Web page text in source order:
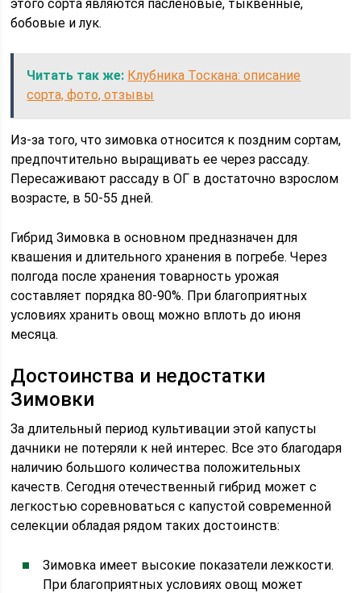
этого сорта являются пасленовые, тыквенные,
бобовые и лук.
Читать так же: Клубника Тоскана: описание
сорта, фото, отзывы
Из-за того, что зимовка относится к поздним сортам,
предпочтительно выращивать ее через рассаду.
Пересаживают рассаду в ОГ в достаточно взрослом
возрасте, в 50-55 дней.
Гибрид Зимовка в основном предназначен для
квашения и длительного хранения в погребе. Через
полгода после хранения товарность урожая
составляет порядка 80-90%. При благоприятных
условиях хранить овощ можно вплоть до июня
месяца.
Достоинства и недостатки
Зимовки
За длительный период культивации этой капусты
дачники не потеряли к ней интерес. Все это благодаря
наличию большого количества положительных
качеств. Сегодня отечественный гибрид может с
легкостью соревноваться с капустой современной
селекции обладая рядом таких достоинств:
Зимовка имеет высокие показатели лежкости.
При благоприятных условиях овощ может